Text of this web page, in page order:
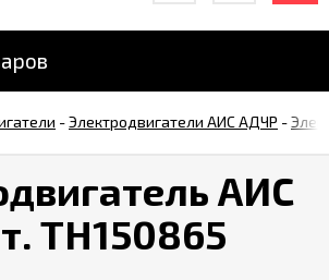
-Электродвигатели АИС АДЧР -
АИС
TH150865